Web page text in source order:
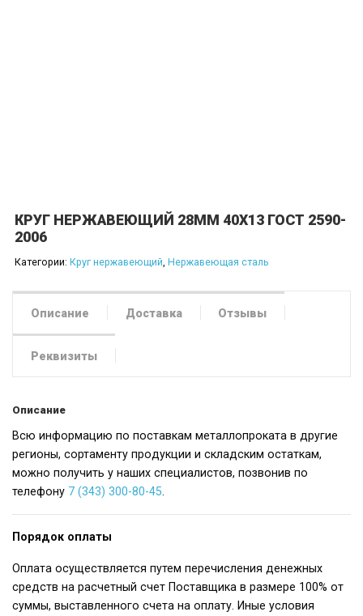
КРУГ НЕРЖАВЕЮЩИЙ 28ММ 40Х13 ГОСТ 2590-
2006
Категории: Круг нержавеющий Нержавеющая сталь
Описание Доставка Отзывы
Реквизиты
Описание
Всю информацию по поставкам металлопроката в другие
регионы, сортаменту продукции и складским остаткам,
можно получить у наших специалистов, позвонив по
телефону 7 (343) 300-80-45
Порядок оплаты
Оплата осуществляется путем перечисления денежных
средств на расчетный счет Поставщика в размере 100% от
суммы, выставленного счета на оплату. Иные условия